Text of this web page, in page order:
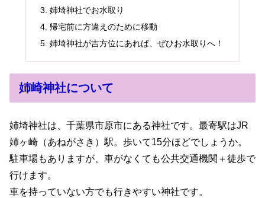
姉埼神社でお水取り
帰宅前に方違えのために移動
姉埼神社が吉方位にあれば、ぜひお水取りへ！
姉崎神社について
姉埼神社は、千葉県市原市にある神社です。最寄駅はJR
姉ヶ崎（あねがさき）駅。歩いて15分ほどでしょうか。
駐車場もありますが、車がなくても公共交通機関＋徒歩で
行けます。
車を持っていない方でも行きやすい神社です。